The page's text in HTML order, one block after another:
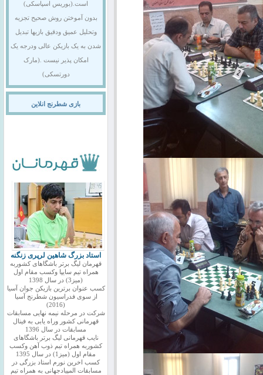
است.(بوریس اسپاسکی)
بدون آموختن روش صحیح تجزیه
وتحلیل عمیق ودقیق بازیها تبدیل
شدن به یک بازیکن عالی ودرجه یک
امکان پذیر نیست .(مارک
دورتسکی)
بازی شطرنج انلاین
استاد بزرگ شاهین لرپری زنگنه
قهرمان لیگ برتر باشگاهای کشوربه
همراه تیم سایپا وکسب مقام اول
(میز3) در سال 1398
کسب عنوان برترین بازیکن جوان آسیا
از سوی فدراسیون شطرنج آسیا
(2016)
شرکت در مرحله نیمه نهایی مسابقات
قهرمانی کشور وراه یابی به فینال
مسابقات در سال 1396
نایب قهرمانی لیگ برتر باشگاهای
کشوربه همراه تیم ذوب آهن وکسب
مقام اول (میز1) در سال 1395
کسب اخرین نورم استاد بزرگی در
مسابقات المپیادجهانی به همراه تیم